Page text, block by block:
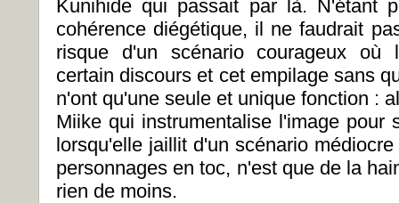
Kunihide qui passait par là. N'étant
cohérence diégétique, il ne faudrait
risque d'un scénario courageux où
certain discours et cet empilage sans
n'ont qu'une seule et unique fonction :
Miike qui instrumentalise l'image pour
lorsqu'elle jaillit d'un scénario
personnages en toc, n'est que de la
rien de moins.